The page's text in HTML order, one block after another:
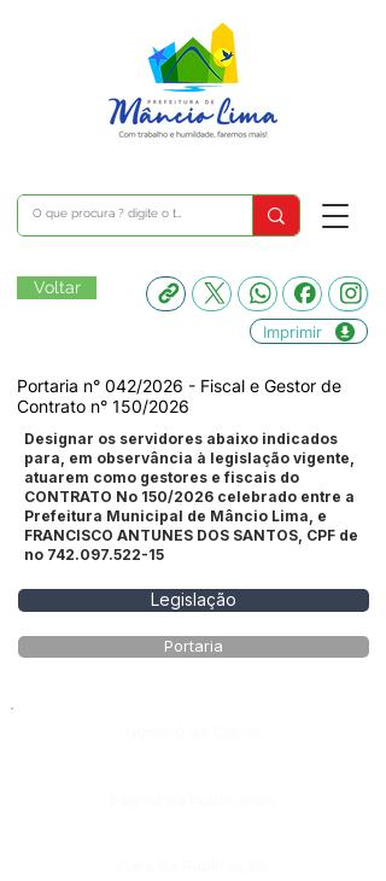
Voltar
Imprimir
Portaria n° 042/2026 - Fiscal e Gestor de
Contrato n° 150/2026
Designar os servidores abaixo indicados
para, em observância à legislação vigente,
atuarem como gestores e fiscais do
CONTRATO No 150/2026 celebrado entre a
Prefeitura Municipal de Mâncio Lima, e
FRANCISCO ANTUNES DOS SANTOS, CPF de
no 742.097.522-15
Legislação
Portaria